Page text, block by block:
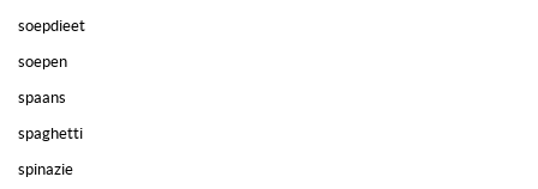
soepdieet
soepen
spaans
spaghetti
spinazie